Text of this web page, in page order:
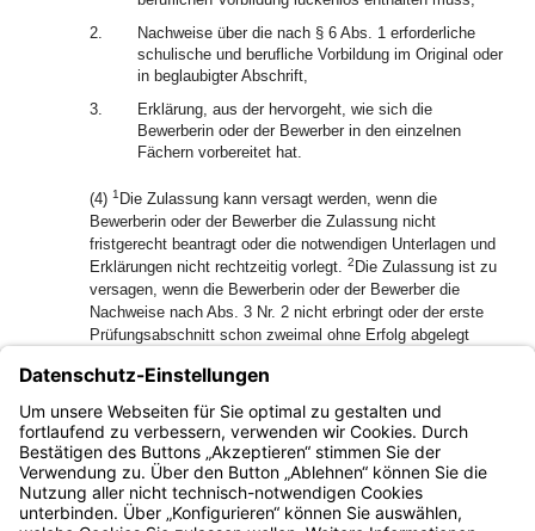
2.
Nachweise über die nach § 6 Abs. 1 erforderliche
schulische und berufliche Vorbildung im Original oder
in beglaubigter Abschrift,
3.
Erklärung, aus der hervorgeht, wie sich die
Bewerberin oder der Bewerber in den einzelnen
Fächern vorbereitet hat.
(4) 1 Die Zulassung kann versagt werden, wenn die
Bewerberin oder der Bewerber die Zulassung nicht
fristgerecht beantragt oder die notwendigen Unterlagen und
Erklärungen nicht rechtzeitig vorlegt. 2 Die Zulassung ist zu
versagen, wenn die Bewerberin oder der Bewerber die
Nachweise nach Abs. 3 Nr. 2 nicht erbringt oder der erste
Prüfungsabschnitt schon zweimal ohne Erfolg abgelegt
(5) Die Bewerberinnen und Bewerber haben beim Antritt zur
Prüfung und auf Verlangen auch während der Prüfung ihren
gültigen amtlichen Lichtbildausweis vorzuweisen.
Bayern.de